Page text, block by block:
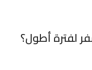
لفترة أطول؟